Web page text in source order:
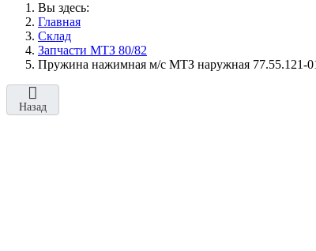
Вы здесь:
Главная
Склад
Запчасти МТЗ 80/82
Пружина нажимная м/с МТЗ наружная 77.55.121-
Назад